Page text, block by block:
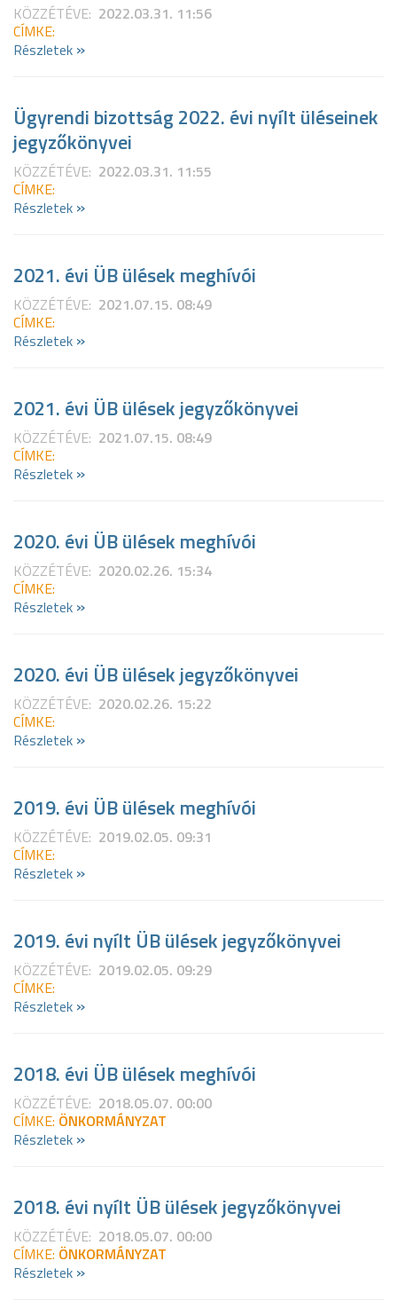
KÖZZÉTÉVE: 2022.03.31. 11:56
CÍMKE:
Részletek »
Ügyrendi bizottság 2022. évi nyílt üléseinek
jegyzőkönyvei
KÖZZÉTÉVE: 2022.03.31. 11:55
CÍMKE:
Részletek »
2021. évi ÜB ülések meghívói
KÖZZÉTÉVE: 2021.07.15. 08:49
CÍMKE:
Részletek »
2021. évi ÜB ülések jegyzőkönyvei
KÖZZÉTÉVE: 2021.07.15. 08:49
CÍMKE:
Részletek »
2020. évi ÜB ülések meghívói
KÖZZÉTÉVE: 2020.02.26. 15:34
CÍMKE:
Részletek »
2020. évi ÜB ülések jegyzőkönyvei
KÖZZÉTÉVE: 2020.02.26. 15:22
CÍMKE:
Részletek »
2019. évi ÜB ülések meghívói
KÖZZÉTÉVE: 2019.02.05. 09:31
CÍMKE:
Részletek »
2019. évi nyílt ÜB ülések jegyzőkönyvei
KÖZZÉTÉVE: 2019.02.05. 09:29
CÍMKE:
Részletek »
2018. évi ÜB ülések meghívói
KÖZZÉTÉVE: 2018.05.07. 00:00
CÍMKE: ÖNKORMÁNYZAT
Részletek »
2018. évi nyílt ÜB ülések jegyzőkönyvei
KÖZZÉTÉVE: 2018.05.07. 00:00
CÍMKE: ÖNKORMÁNYZAT
Részletek »